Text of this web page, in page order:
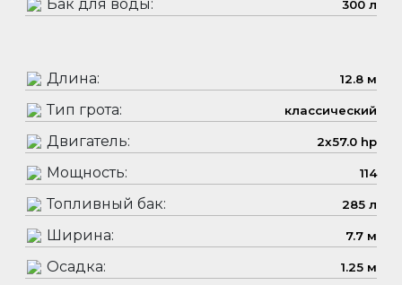
Бак для воды: 300 л
Длина: 12.8 м
Тип грота: классический
Двигатель: 2x57.0 hp
Мощность: 114
Топливный бак: 285 л
Ширина: 7.7 м
Осадка: 1.25 м